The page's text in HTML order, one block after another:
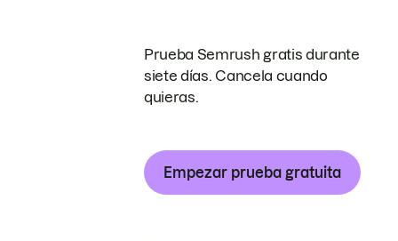
Prueba Semrush gratis durante
siete días. Cancela cuando
quieras.
Empezar prueba gratuita